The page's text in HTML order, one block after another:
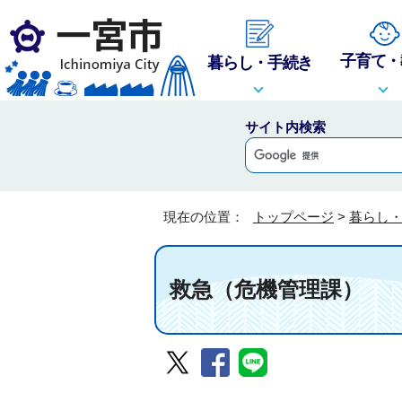
暮らし・手続き 子育て
サイト内検索
現在の位置： トップページ > 暮らし
救急（危機管理課）